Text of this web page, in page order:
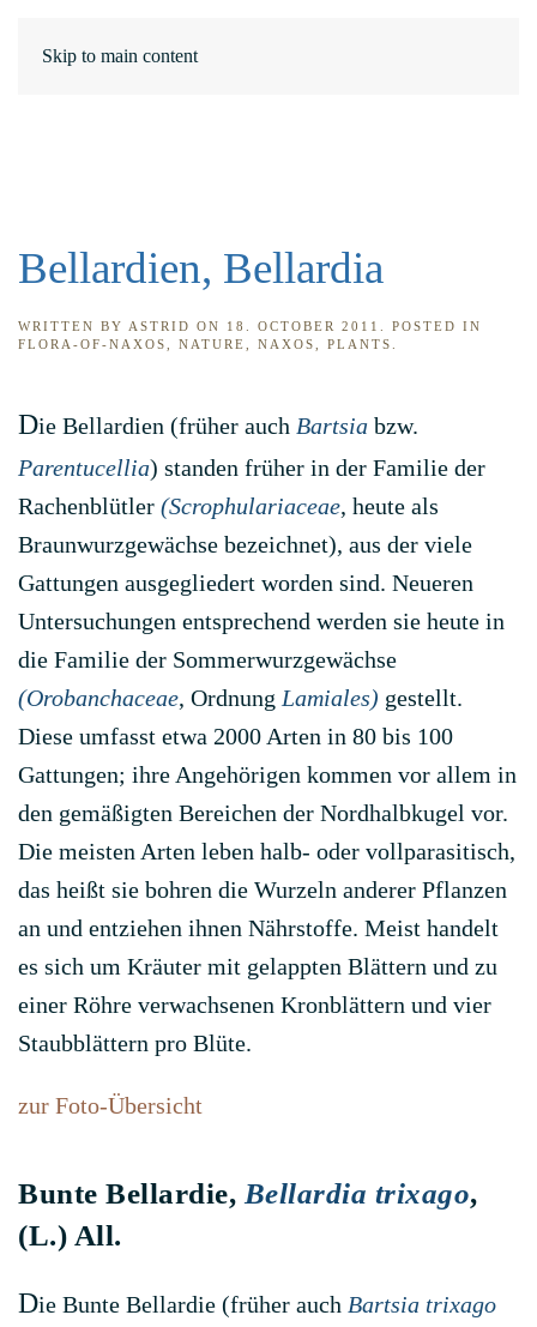
Skip to main content
Bellardien, Bellardia
WRITTEN BY ASTRID ON 18. OCTOBER 2011
. POSTED IN
FLORA-OF-NAXOS
NATURE NAXOS PLANTS
Die Bellardien (früher auch Bartsia bzw.
Parentucellia) standen früher in der Familie der
Rachenblütler (Scrophulariaceae, heute als
Braunwurzgewächse bezeichnet), aus der viele
Gattungen ausgegliedert worden sind. Neueren
Untersuchungen entsprechend werden sie heute in
die Familie der Sommerwurzgewächse
(Orobanchaceae, Ordnung Lamiales) gestellt.
Diese umfasst etwa 2000 Arten in 80 bis 100
Gattungen; ihre Angehörigen kommen vor allem in
den gemäßigten Bereichen der Nordhalbkugel vor.
Die meisten Arten leben halb- oder vollparasitisch,
das heißt sie bohren die Wurzeln anderer Pflanzen
an und entziehen ihnen Nährstoffe. Meist handelt
es sich um Kräuter mit gelappten Blättern und zu
einer Röhre verwachsenen Kronblättern und vier
Staubblättern pro Blüte.
zur Foto-Übersicht
Bunte Bellardie, Bellardia trixago,
(L.) All.
Die Bunte Bellardie (früher auch Bartsia trixago